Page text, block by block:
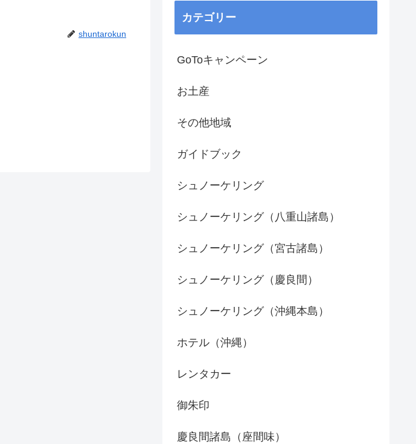
shuntarokun
カテゴリー
GoToキャンペーン
お土産
その他地域
ガイドブック
シュノーケリング
シュノーケリング（八重山諸島）
シュノーケリング（宮古諸島）
シュノーケリング（慶良間）
シュノーケリング（沖縄本島）
ホテル（沖縄）
レンタカー
御朱印
慶良間諸島（座間味）